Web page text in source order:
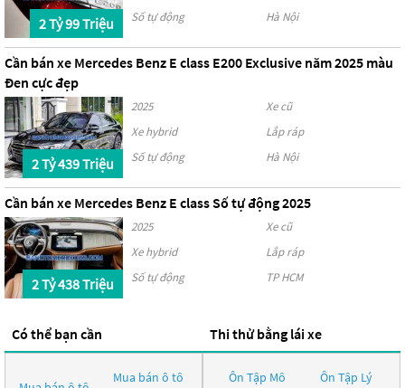
2 Tỷ 99 Triệu
Số tự động
Hà Nội
Cần bán xe Mercedes Benz E class E200 Exclusive năm 2025 màu
Đen cực đẹp
2 Tỷ 439 Triệu
2025
Xe cũ
Xe hybrid
Lắp ráp
Số tự động
Hà Nội
Cần bán xe Mercedes Benz E class Số tự động 2025
2 Tỷ 438 Triệu
2025
Xe cũ
Xe hybrid
Lắp ráp
Số tự động
TP HCM
Có thể bạn cần
Mua bán ô tô
Thi thử bằng lái xe
Ôn Tập Mô
Ôn Tập Lý